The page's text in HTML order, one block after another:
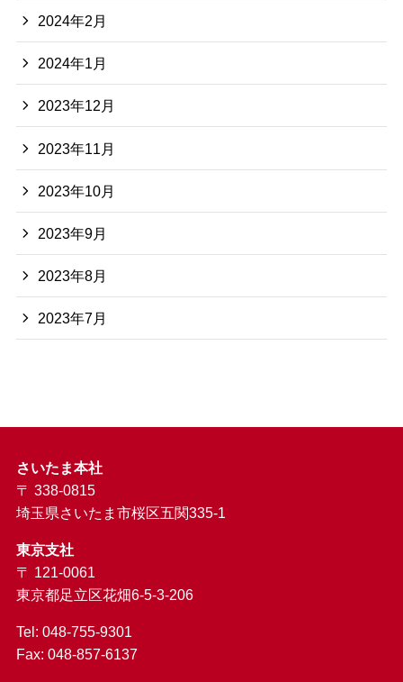
2024年2月
2024年1月
2023年12月
2023年11月
2023年10月
2023年9月
2023年8月
2023年7月
さいたま本社
〒 338-0815
埼玉県さいたま市桜区五関335-1
東京支社
〒 121-0061
東京都足立区花畑6-5-3-206
Tel: 048-755-9301
Fax: 048-857-6137